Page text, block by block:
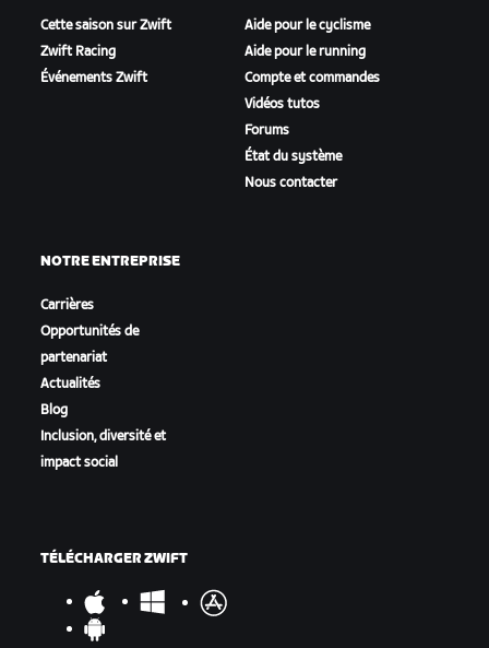
Cette saison sur Zwift
Zwift Racing
Événements Zwift
Aide pour le cyclisme
Aide pour le running
Compte et commandes
Vidéos tutos
Forums
État du système
Nous contacter
NOTRE ENTREPRISE
Carrières
Opportunités de
partenariat
Actualités
Blog
Inclusion, diversité et
impact social
TÉLÉCHARGER ZWIFT